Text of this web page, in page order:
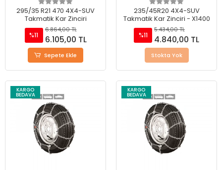
295/35 R21 470 4X4-SUV
Takmatik Kar Zinciri
%11
6.864,00 TL
6.105,00 TL
Sepete Ekle
235/45R20 4X4-SUV
Takmatik Kar Zinciri - X1400
%11
5.434,00 TL
4.840,00 TL
Stokta Yok
KARGO
BEDAVA
KARGO
BEDAVA